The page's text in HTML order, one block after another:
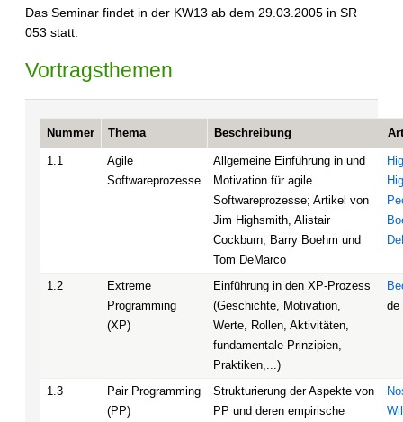
Das Seminar findet in der KW13 ab dem 29.03.2005 in SR
053 statt.
Vortragsthemen
Nummer Thema Beschreibung
1.1
Agile
Softwareprozesse
Allgemeine Einführung in und
Motivation für agile
Softwareprozesse; Artikel von
Jim Highsmith, Alistair
Cockburn, Barry Boehm und
Tom DeMarco
1.2
Extreme
Programming
(XP)
Einführung in den XP-Prozess
(Geschichte, Motivation,
Werte, Rollen, Aktivitäten,
fundamentale Prinzipien,
Praktiken,...)
de
1.3
Pair Programming
(PP)
Strukturierung der Aspekte von
PP und deren empirische